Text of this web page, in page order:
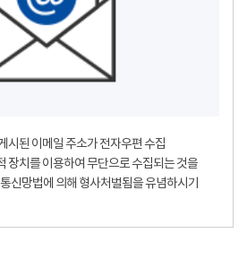
시된 이메일 주소가 전자우편 수집
장치를 이용하여 무단으로 수집되는 것을
신망법에 의해 형사처벌됨을 유념하시기